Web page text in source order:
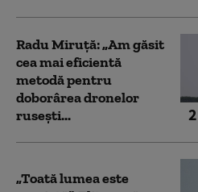
2
Radu Miruță: „Am găsit
cea mai eficientă
metodă pentru
doborârea dronelor
rusești...
„Toată lumea este